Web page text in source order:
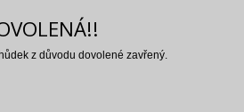
z důvodu dovolené zavřený.